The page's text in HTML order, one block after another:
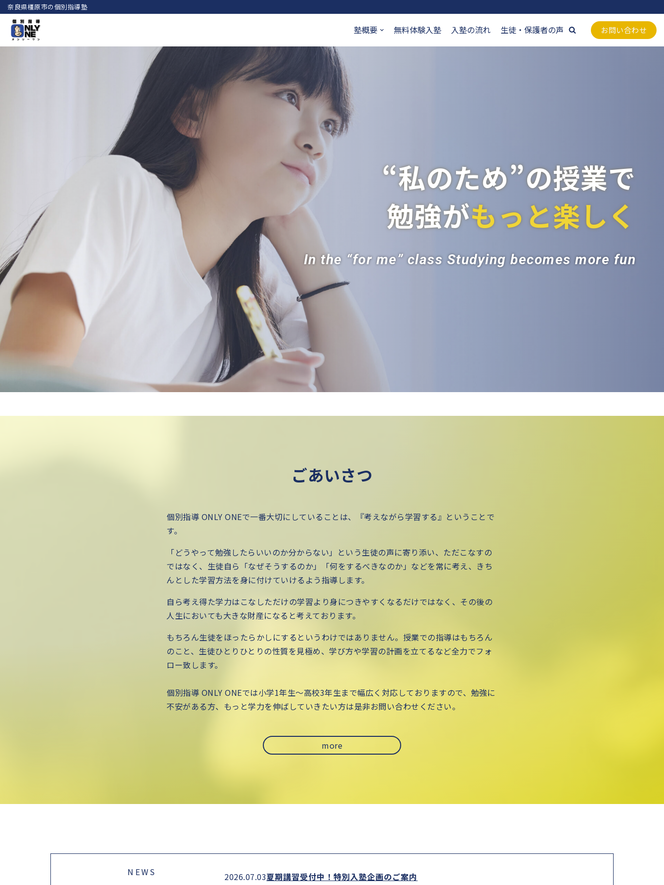
コ
ン
奈良県橿原市の個別指導塾
塾概要 無料体験入塾 入塾の流れ 生徒・保護者の声 お問い合わせ
“私のため”の授業で
勉強がもっと楽しく
In the “for me” class Studying becomes more fun
ごあいさつ
個別指導 ONLY ONEで一番大切にしていることは、『考えながら学習する』ということで
す。
「どうやって勉強したらいいのか分からない」という生徒の声に寄り添い、ただこなすの
ではなく、生徒自ら「なぜそうするのか」「何をするべきなのか」などを常に考え、きち
んとした学習方法を身に付けていけるよう指導します。
自ら考え得た学力はこなしただけの学習より身につきやすくなるだけではなく、その後の
人生においても大きな財産になると考えております。
もちろん生徒をほったらかしにするというわけではありません。授業での指導はもちろん
のこと、生徒ひとりひとりの性質を見極め、学び方や学習の計画を立てるなど全力でフォ
ロー致します。
個別指導 ONLY ONEでは小学1年生〜高校3年生まで幅広く対応しておりますので、勉強に
不安がある方、もっと学力を伸ばしていきたい方は是非お問い合わせください。
more
NEWS 夏期講習受付中！特別入塾企画のご案内
2026.07.03